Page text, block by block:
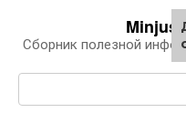
контенту
Сборник полезной